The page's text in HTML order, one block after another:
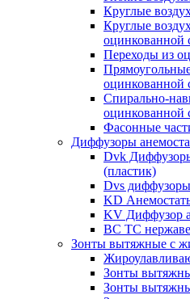
Круглые
Круглые
оцинкованной
Переходы из
оцинкованной
Спирально-
оцинкованной
Фасонные
Диффузоры
Dvk
(пластик)
Dvs
KD
KV Диффузор
ВС ТС
Зонты вытяжные с
Зонты
Зонты